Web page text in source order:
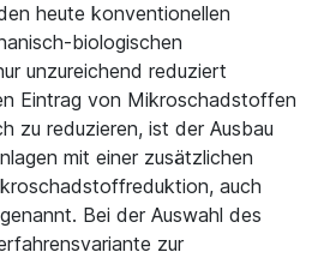
heute konventionellen
biologischen
unzureichend reduziert
Eintrag von Mikroschadstoffen
zu reduzieren, ist der Ausbau
mit einer zusätzlichen
auch
Bei der Auswahl des
zur